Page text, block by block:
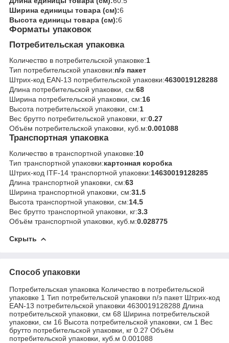
Ширина единицы товара (см):6
Высота единицы товара (см):6
Форматы упаковок
Потребительская упаковка
Количество в потребительской упаковке:1
Тип потребительской упаковки:п/э пакет
Штрих-код EAN-13 потребительской упаковки:4630019128288
Длина потребительской упаковки, см:68
Ширина потребительской упаковки, см:16
Высота потребительской упаковки, см:1
Вес брутто потребительской упаковки, кг:0.27
Объём потребительской упаковки, куб.м:0.001088
Транспортная упаковка
Количество в транспортной упаковке:10
Тип транспортной упаковки:картонная коробка
Штрих-код ITF-14 транспортной упаковки:14630019128285
Длина транспортной упаковки, см:63
Ширина транспортной упаковки, см:31.5
Высота транспортной упаковки, см:14.5
Вес брутто транспортной упаковки, кг:3.3
Объём транспортной упаковки, куб.м:0.028775
Скрыть
Способ упаковки
Потребительская упаковка Количество в потребительской
упаковке 1 Тип потребительской упаковки п/э пакет Штрих-код
EAN-13 потребительской упаковки 4630019128288 Длина
потребительской упаковки, см 68 Ширина потребительской
упаковки, см 16 Высота потребительской упаковки, см 1 Вес
брутто потребительской упаковки, кг 0.27 Объём
потребительской упаковки, куб.м 0.001088